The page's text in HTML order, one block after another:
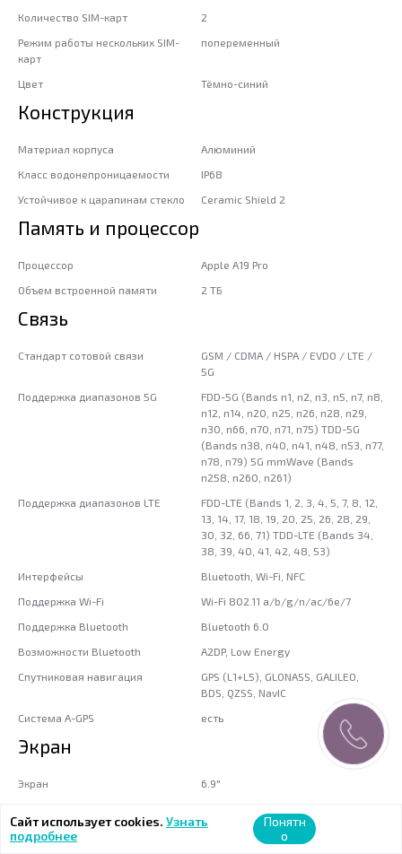
Количество SIM-карт
2
Режим работы нескольких SIM-
карт
попеременный
Цвет Тёмно-синий
Конструкция
Материал корпуса
Алюминий
Класс водонепроницаемости
IP68
Устойчивое к царапинам стекло
Ceramic Shield 2
Память и процессор
Процессор
Apple A19 Pro
Объем встроенной памяти
2 ТБ
Связь
Стандарт сотовой связи
GSM / CDMA / HSPA / EVDO / LTE /
5G
Поддержка диапазонов 5G
FDD-5G (Bands n1, n2, n3, n5, n7, n8,
n12, n14, n20, n25, n26, n28, n29,
n30, n66, n70, n71, n75) TDD-5G
(Bands n38, n40, n41, n48, n53, n77,
n78, n79) 5G mmWave (Bands
n258, n260, n261)
Поддержка диапазонов LTE
FDD-LTE (Bands 1, 2, 3, 4, 5, 7, 8, 12,
13, 14, 17, 18, 19, 20, 25, 26, 28, 29,
30, 32, 66, 71) TDD-LTE (Bands 34,
38, 39, 40, 41, 42, 48, 53)
Интерфейсы
Bluetooth, Wi-Fi, NFC
Поддержка Wi-Fi
Wi-Fi 802.11 a/b/g/n/ac/6e/7
Поддержка Bluetooth
Bluetooth 6.0
Возможности Bluetooth
A2DP, Low Energy
Спутниковая навигация
GPS (L1+L5), GLONASS, GALILEO,
BDS, QZSS, NavIC
Система A-GPS
есть
Экран
Экран
6.9"
Соотношение сторон
Сайт использует cookies. Узнать
подробнее
Понятн
о